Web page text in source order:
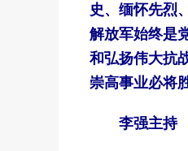
史、缅怀先烈
解放军始终是
和弘扬伟大抗
崇高事业必将
李强主持 赵